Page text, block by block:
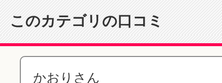
このカテゴリの口コミ
かおりさん